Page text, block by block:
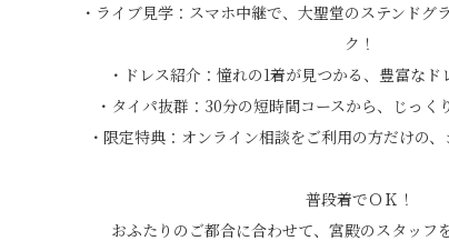
・ライブ見学：スマホ中継で、大聖堂のステンドグ
ク！
・ドレス紹介：憧れの1着が見つかる、豊富な
・タイパ抜群：30分の短時間コースから、じっく
・限定特典：オンライン相談をご利用の方だけの
普段着でＯＫ！
おふたりのご都合に合わせて、宮殿のスタッフ